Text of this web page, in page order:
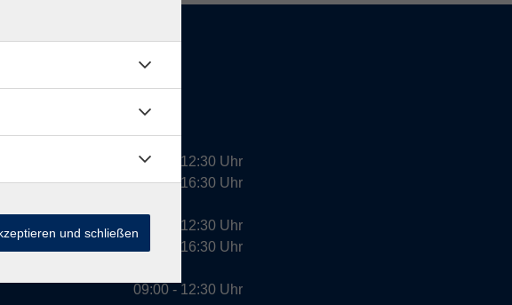
09:00 - 12:30 Uhr
13:00 - 16:30 Uhr
10:00 - 12:30 Uhr
13:00 - 16:30 Uhr
09:00 - 12:30 Uhr
und schließen